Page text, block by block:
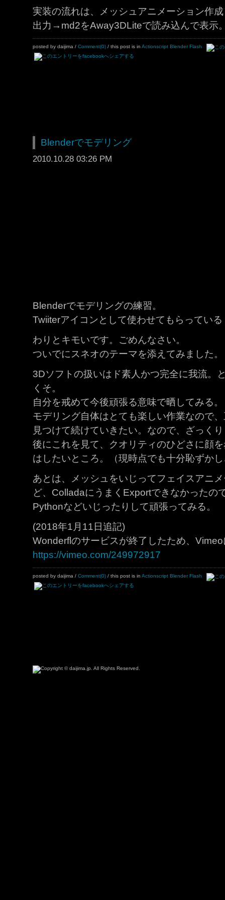
実装の流れは、メッシュアニメーション作
出力→md2をAway3DLiteで読み込んで表示
posted by daijima / Comment(0) / this post is in Actionscript Blender Flash
Blenderでモデリング
2010.10.28 03:26 PM
Blenderでモデリングの練習。
Twiiterアイコンとして使わせてもらってい
わりとキモいです。ごめんなさい。
ついでにスネオのテーマを添えてみました。
3Dソフトの扱いはド素人かつ完全に我流。
くそ。
自分を戒めて今後頑張る意味で晒してみる。
モデリング自体はとても楽しい作業なので
見つけて続けていきたい。なので、ざっく
後にこれを見て、クオリティのひどさに顔
はしたいところ。（現時点でも十分恥ずか
あとは、メッシュをいじってフェイスアニ
ど、ColladaにうまくExportできなかったの
Pythonなどいじったりして頑張ってみる。
(2018年1月11日追記)
Wonderflのサービスが終了したため、
https://vimeo.com/249972917
posted by daijima / Comment(0) / this post is in Actionscript Blender Flash